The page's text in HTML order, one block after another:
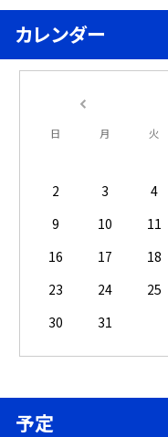
カレンダー
日 月 火
2
3 4
9
10 11
16
17 18
23
24 25
30
31
予定